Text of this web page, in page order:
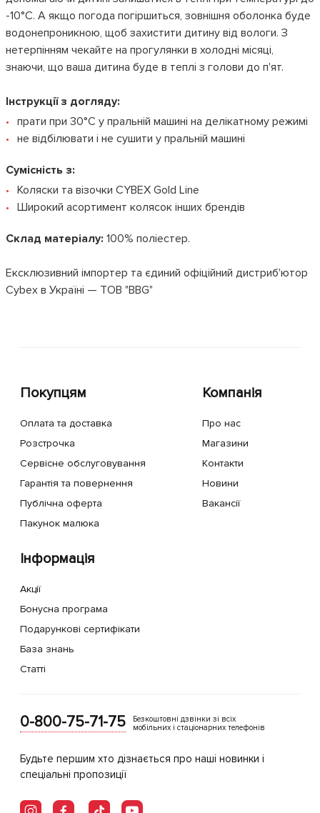
-10°C. А якщо погода погіршиться, зовнішня оболонка буде
водонепроникною, щоб захистити дитину від вологи. З
нетерпінням чекайте на прогулянки в холодні місяці,
знаючи, що ваша дитина буде в теплі з голови до п'ят.
Інструкції з догляду:
прати при 30°C у пральній машині на делікатному режимі
не відбілювати і не сушити у пральній машині
Сумісність з:
Коляски та візочки CYBEX Gold Line
Широкий асортимент колясок інших брендів
Склад матеріалу: 100% поліестер.
Ексклюзивний імпортер та єдиний офіційний дистриб'ютор
Cybex в Україні — ТОВ "BBG"
Покупцям
Оплата та доставка
Розстрочка
Сервісне обслуговування
Гарантія та повернення
Публічна оферта
Пакунок малюка
Компанія
Про нас
Магазини
Контакти
Новини
Вакансії
Інформація
Акції
Бонусна програма
Подарункові сертифікати
База знань
Статті
0-800-75-71-75
Безкоштовні дзвінки зі всіх
мобільних і стаціонарних телефонів
Будьте першим хто дізнається про наші новинки і
спеціальні пропозиції